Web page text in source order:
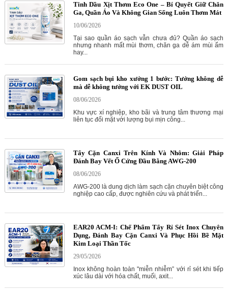
Tinh Dầu Xịt Thơm Eco One – Bí Quyết Giữ Chăn
Ga, Quần Áo Và Không Gian Sống Luôn Thơm Mát
10/06/2026
Tại sao quần áo sạch vẫn chưa đủ? Quần áo sạch
nhưng nhanh mất mùi thơm, chăn ga dễ ám mùi ẩm
hay...
Gom sạch bụi kho xưởng 1 bước: Tưởng không dễ
mà dễ không tưởng với EK DUST OIL
08/06/2026
Khu vực xí nghiệp, kho bãi và trung tâm thương mại
liên tục đối mặt với lượng bụi mịn công...
Tẩy Cặn Canxi Trên Kính Và Nhôm: Giải Pháp
Đánh Bay Vết Ố Cứng Đầu Bằng AWG-200
08/06/2026
AWG-200 là dung dịch làm sạch cặn chuyên biệt công
nghiệp cao cấp, được nghiên cứu và phát triển...
EAR20 ACM-I: Chế Phẩm Tẩy Rỉ Sét Inox Chuyên
Dụng, Đánh Bay Cặn Canxi Và Phục Hồi Bề Mặt
Kim Loại Thần Tốc
29/05/2026
Inox không hoàn toàn "miễn nhiễm” với rỉ sét khi tiếp
xúc lâu dài với hóa chất, muối, axit...